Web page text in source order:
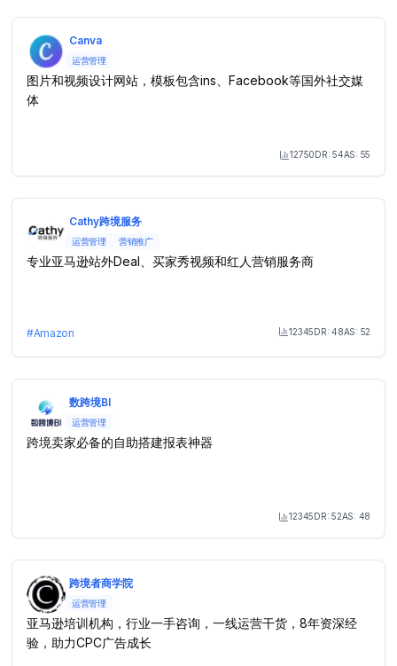
Canva
运营管理
图片和视频设计网站，模板包含ins、Facebook等国外社交媒
体
Month Visit
12750DR:54AS: 55
Cathy跨境服务
运营管理 营销推广
专业亚马逊站外Deal、买家秀视频和红人营销服务商
#Amazon Month Visit
12345DR:48AS: 52
数跨境BI
运营管理
跨境卖家必备的自助搭建报表神器
Month Visit
12345DR:52AS: 48
跨境者商学院
运营管理
亚马逊培训机构，行业一手咨询，一线运营干货，8年资深经
验，助力CPC广告成长